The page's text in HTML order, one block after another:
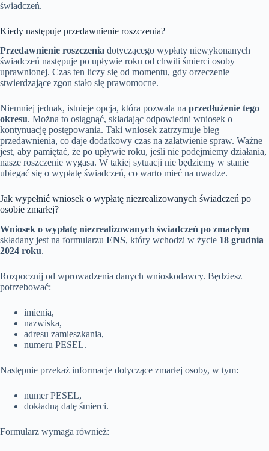
świadczeń.
Kiedy następuje przedawnienie roszczenia?
Przedawnienie roszczenia dotyczącego wypłaty niewykonanych
świadczeń następuje po upływie roku od chwili śmierci osoby
uprawnionej. Czas ten liczy się od momentu, gdy orzeczenie
stwierdzające zgon stało się prawomocne.
Niemniej jednak, istnieje opcja, która pozwala na przedłużenie tego
okresu. Można to osiągnąć, składając odpowiedni wniosek o
kontynuację postępowania. Taki wniosek zatrzymuje bieg
przedawnienia, co daje dodatkowy czas na załatwienie spraw. Ważne
jest, aby pamiętać, że po upływie roku, jeśli nie podejmiemy działania,
nasze roszczenie wygasa. W takiej sytuacji nie będziemy w stanie
ubiegać się o wypłatę świadczeń, co warto mieć na uwadze.
Jak wypełnić wniosek o wypłatę niezrealizowanych świadczeń po
osobie zmarłej?
Wniosek o wypłatę niezrealizowanych świadczeń po zmarłym
składany jest na formularzu ENS, który wchodzi w życie 18 grudnia
2024 roku.
Rozpocznij od wprowadzenia danych wnioskodawcy. Będziesz
potrzebować:
imienia,
nazwiska,
adresu zamieszkania,
numeru PESEL.
Następnie przekaż informacje dotyczące zmarłej osoby, w tym:
numer PESEL,
dokładną datę śmierci.
Formularz wymaga również: